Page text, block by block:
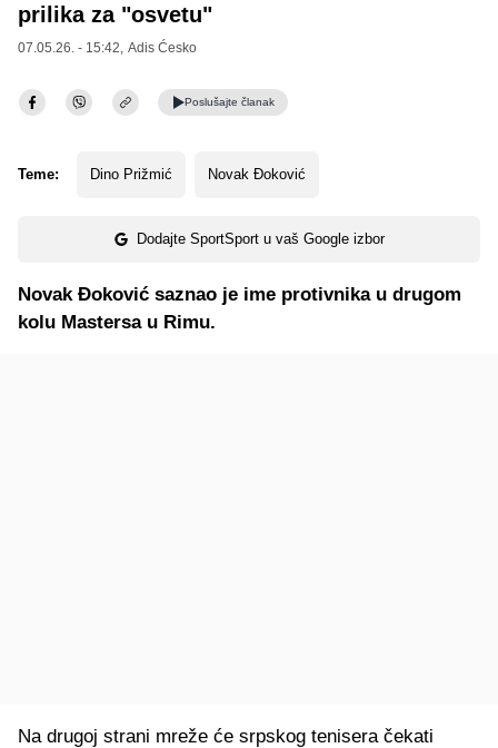
prilika za "osvetu"
07.05.26. - 15:42, Adis Ćesko
Poslušajte članak
Teme: Dino Prižmić Novak Đoković
Dodajte SportSport u vaš Google izbor
Novak Đoković saznao je ime protivnika u drugom
kolu Mastersa u Rimu.
Na drugoj strani mreže će srpskog tenisera čekati